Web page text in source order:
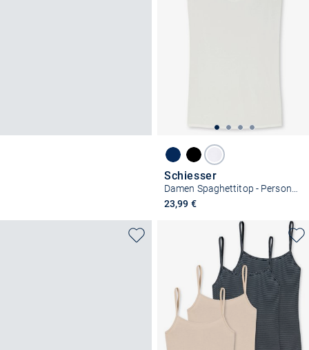
Schiesser
23,99 €